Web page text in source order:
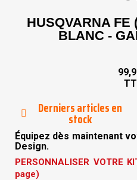
HUSQVARNA FE
BLANC -
Derniers articles en
stock
Équipez dès maintenant
Design.
PERSONNALISER VOTRE
page)